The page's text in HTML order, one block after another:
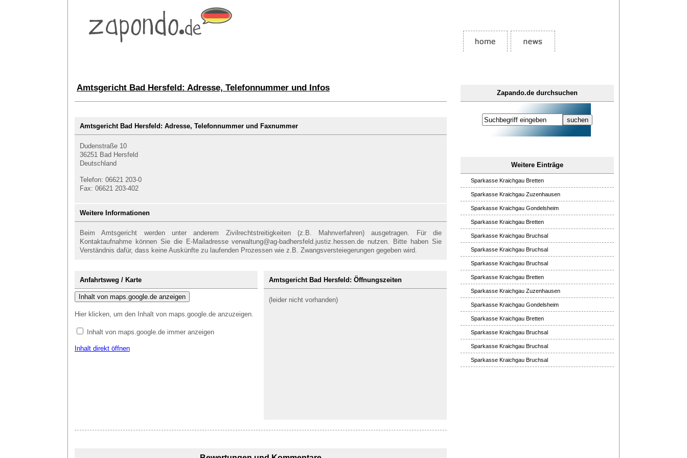
Zapando.de durchsuchen
Weitere Einträge
Sparkasse Kraichgau Bretten
Sparkasse Kraichgau Zuzenhausen
Sparkasse Kraichgau Gondelsheim
Sparkasse Kraichgau Bretten
Sparkasse Kraichgau Bruchsal
Sparkasse Kraichgau Bruchsal
Sparkasse Kraichgau Bruchsal
Sparkasse Kraichgau Bretten
Sparkasse Kraichgau Zuzenhausen
Sparkasse Kraichgau Gondelsheim
Sparkasse Kraichgau Bretten
Sparkasse Kraichgau Bruchsal
Sparkasse Kraichgau Bruchsal
Sparkasse Kraichgau Bruchsal
Amtsgericht Bad Hersfeld: Adresse, Telefonnummer und Infos
Amtsgericht Bad Hersfeld: Adresse, Telefonnummer und Faxnummer
Dudenstraße 10
36251 Bad Hersfeld
Deutschland
Telefon: 06621 203-0
Fax: 06621 203-402
Weitere Informationen
Beim Amtsgericht werden unter anderem Zivilrechtstreitigkeiten (z.B. Mahnverfahren) ausgetragen. Für die
Kontaktaufnahme können Sie die E-Mailadresse verwaltung@ag-badhersfeld.justiz.hessen.de nutzen. Bitte haben Sie
Verständnis dafür, dass keine Auskünfte zu laufenden Prozessen wie z.B. Zwangsversteiegerungen gegeben wird.
Anfahrtsweg / Karte
Inhalt von maps.google.de anzeigen
Hier klicken, um den Inhalt von maps.google.de anzuzeigen.
Inhalt von maps.google.de immer anzeigen
Inhalt direkt öffnen
Amtsgericht Bad Hersfeld: Öffnungszeiten
(leider nicht vorhanden)